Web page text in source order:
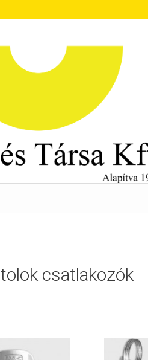
csatlakozók